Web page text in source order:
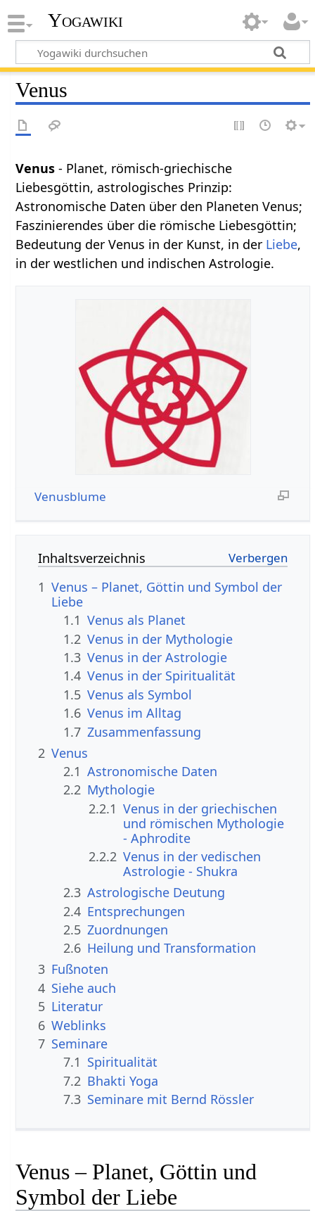
Yogawiki
Venus
Venus - Planet, römisch-griechische
Liebesgöttin, astrologisches Prinzip:
Astronomische Daten über den Planeten Venus;
Faszinierendes über die römische Liebesgöttin;
Bedeutung der Venus in der Kunst, in der Liebe,
in der westlichen und indischen Astrologie.
Venusblume
Inhaltsverzeichnis
1 Venus – Planet, Göttin und Symbol der
Liebe
1.1 Venus als Planet
1.2 Venus in der Mythologie
1.3 Venus in der Astrologie
1.4 Venus in der Spiritualität
1.5 Venus als Symbol
1.6 Venus im Alltag
1.7 Zusammenfassung
2 Venus
2.1 Astronomische Daten
2.2 Mythologie
2.2.1 Venus in der griechischen
und römischen Mythologie
- Aphrodite
2.2.2 Venus in der vedischen
Astrologie - Shukra
2.3 Astrologische Deutung
2.4 Entsprechungen
2.5 Zuordnungen
2.6 Heilung und Transformation
3 Fußnoten
4 Siehe auch
5 Literatur
6 Weblinks
7 Seminare
7.1 Spiritualität
7.2 Bhakti Yoga
7.3 Seminare mit Bernd Rössler
Venus – Planet, Göttin und
Symbol der Liebe